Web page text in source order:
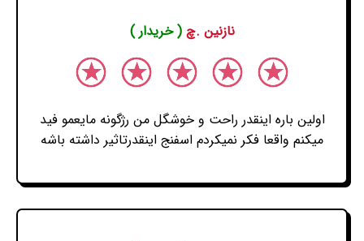
نازنین .چ( خریدار )
اولین باره اینقدر راحت و خوشگل من رژگونه مایعمو فید
میکنم واقعا فکر نمیکردم اسفنج اینقدرتاثیر داشته باشه